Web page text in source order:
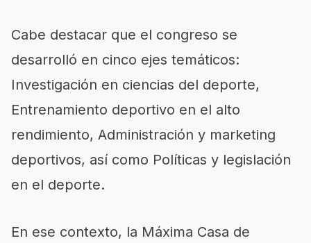
Cabe destacar que el congreso se
desarrolló en cinco ejes temáticos:
Investigación en ciencias del deporte,
Entrenamiento deportivo en el alto
rendimiento, Administración y marketing
deportivos, así como Políticas y legislación
en el deporte.
En ese contexto, la Máxima Casa de